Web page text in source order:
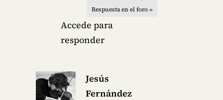
Respuesta en el foro »
Accede para
responder
Jesús
Fernández